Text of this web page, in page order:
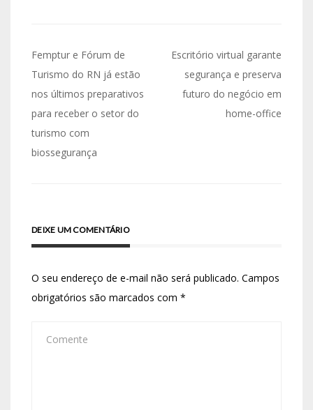
Femptur e Fórum de
Turismo do RN já estão
nos últimos preparativos
para receber o setor do
turismo com
biossegurança
Escritório virtual garante
segurança e preserva
futuro do negócio em
home-office
DEIXE UM COMENTÁRIO
O seu endereço de e-mail não será publicado. Campos
obrigatórios são marcados com *